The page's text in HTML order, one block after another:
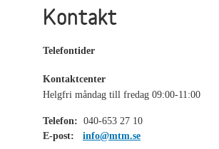
Kontakt
Telefontider
Kontaktcenter
Helgfri måndag till fredag 09:00-11:00
Telefon: 040-653 27 10
E-post:
info@mtm.se